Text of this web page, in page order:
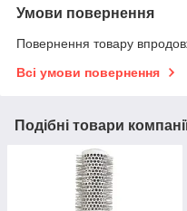
Умови повернення
Повернення товару
Всі умови повернення
Подібні товари